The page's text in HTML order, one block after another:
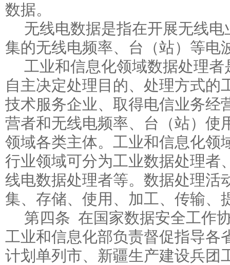
数据。
无线电数据是指在开展无线
集的无线电频率、台（站）等电
工业和信息化领域数据处理
自主决定处理目的、处理方式的
技术服务企业、取得电信业务经
营者和无线电频率、台（站）使
领域各类主体。工业和信息化领
行业领域可分为工业数据处理者
线电数据处理者等。数据处理活
集、存储、使用、加工、传输、
第四条 在国家数据安全工作
工业和信息化部负责督促指导各
计划单列市、新疆生产建设兵团